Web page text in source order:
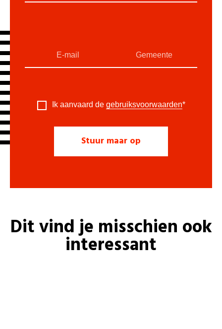
Ik aanvaard de gebruiksvoorwaarden*
Dit vind je misschien ook
interessant